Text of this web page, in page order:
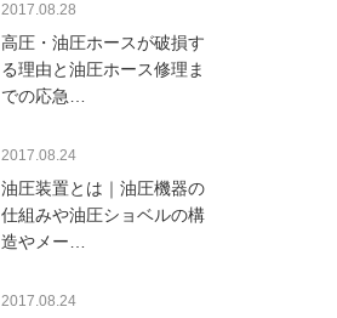
2017.08.28
高圧・油圧ホースが破損す
る理由と油圧ホース修理ま
での応急…
2017.08.24
油圧装置とは｜油圧機器の
仕組みや油圧ショベルの構
造やメー…
2017.08.24